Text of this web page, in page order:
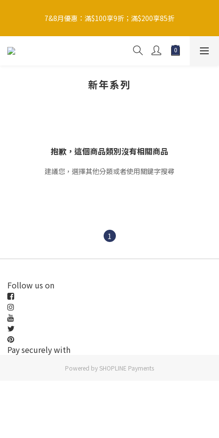
碼）；買滿$300默認贈送花茶套裝 (*如想轉贈陶瓷杯，下單時請
7&8月優惠：滿$100享9折；滿$200享85折
補充裝優惠：$118/包；$200/2包；$300/3包；$400/5包
買滿$200免運費（智能櫃/順豐站等需下載順豐App接收取件
碼）；買滿$300默認贈送花茶套裝 (*如想轉贈陶瓷杯，下單時請
新年系列
抱歉，這個商品類別沒有相關商品
建議您，選擇其他分類或者使用關鍵字搜尋
1
Follow us on
Pay securely with
Powered by SHOPLINE Payments